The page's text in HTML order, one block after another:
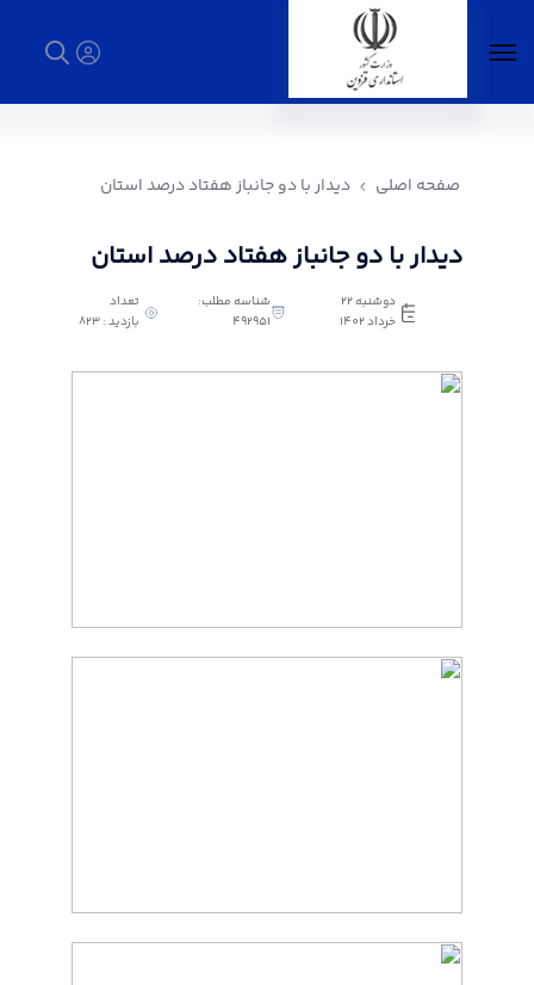
صفحه اصلی دیدار با دو جانباز هفتاد درصد استان
دیدار با دو جانباز هفتاد درصد استان
دوشنبه 22
خرداد 1402
شناسه مطلب:
492951
تعداد
بازدید : 823